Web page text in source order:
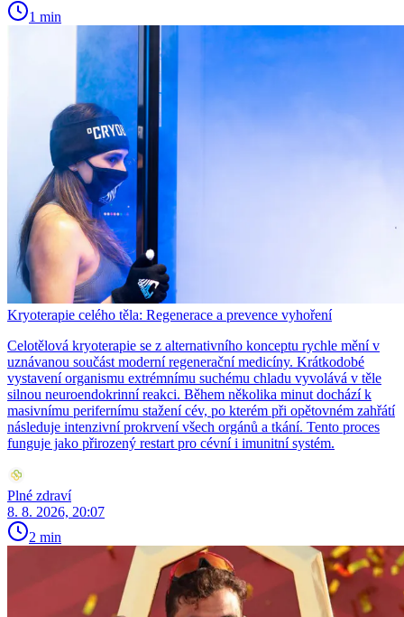
1 min
Kryoterapie celého těla: Regenerace a prevence vyhoření
Celotělová kryoterapie se z alternativního konceptu rychle mění v
uznávanou součást moderní regenerační medicíny. Krátkodobé
vystavení organismu extrémnímu suchému chladu vyvolává v těle
silnou neuroendokrinní reakci. Během několika minut dochází k
masivnímu perifernímu stažení cév, po kterém při opětovném zahřátí
následuje intenzivní prokrvení všech orgánů a tkání. Tento proces
funguje jako přirozený restart pro cévní i imunitní systém.
Plné zdraví
8. 8. 2026, 20:07
2 min